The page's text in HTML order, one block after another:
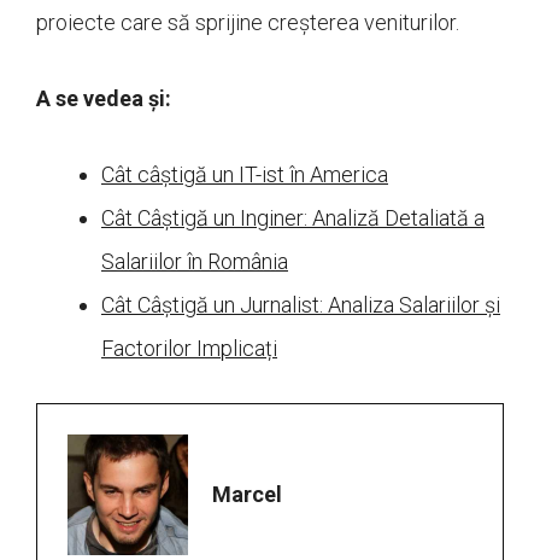
proiecte care să sprijine creșterea veniturilor.
A se vedea și:
Cât câștigă un IT-ist în America
Cât Câștigă un Inginer: Analiză Detaliată a
Salariilor în România
Cât Câștigă un Jurnalist: Analiza Salariilor și
Factorilor Implicați
Marcel